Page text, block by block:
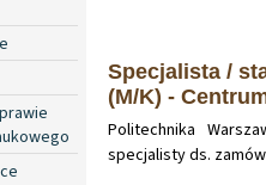
Specjalista /
(M/K) -
Politechnika
specjalisty ds.